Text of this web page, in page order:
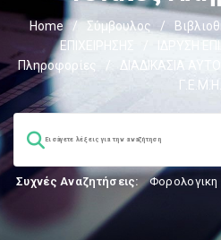
Home / Σύμβουλος /
ΕΠΙΧΕΙΡΗΣΗΣ
ΙΔΡΥΣΗ
Πληροφορίες
/
ΔΙΑΔΙΚΑΣΙΑ
Γ.Ε.Μ.Η.
Συχνές Αναζητήσεις: